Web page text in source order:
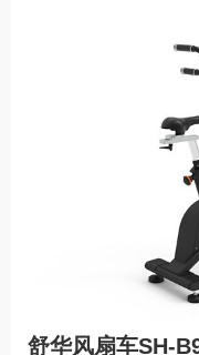
舒华风扇车SH-